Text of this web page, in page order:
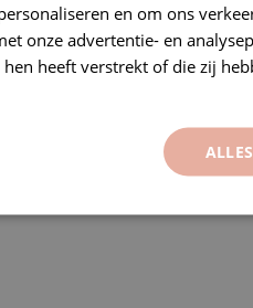
en om ons
onze advertentie- en
heeft verstrekt of die zij